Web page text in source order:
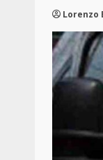
Lorenzo